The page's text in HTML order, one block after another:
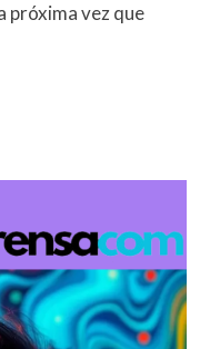
próxima vez que